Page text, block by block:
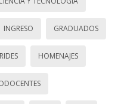
INGRESO GRADUADOS
HOMENAJES